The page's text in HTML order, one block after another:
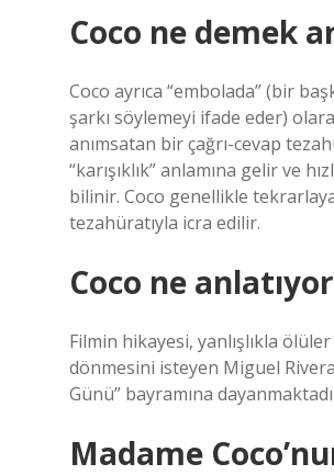
Coco ne demek
Coco ayrıca “embolada” (bir
şarkı söylemeyi ifade eder)
anımsatan bir çağrı-cevap
“karışıklık” anlamına gelir ve
bilinir. Coco genellikle
tezahüratıyla icra edilir.
Coco ne
Filmin hikayesi, yanlışlıkla
dönmesini isteyen Miguel
Günü” bayramına
Madame